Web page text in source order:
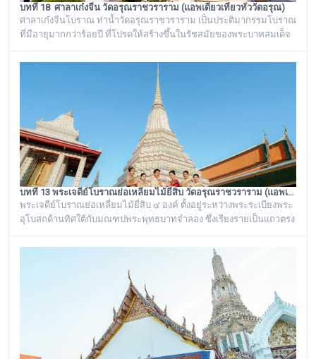
บทที่ 18 ศาลาเก๋งจีน วัดอรุณราชวราราม (แอพเดียวเที่ยวทั่ววัดอรุณ)
ศาลาเก๋งจีนโบราณ ท่าน้ำวัดอรุณราชวราราม เป็นประติมากรรมโบราณ
ที่มีอายุมากกว่าร้อยปี ที่โปรดให้สร้างขึ้นในรัชสมัยของพระบาทสมเด็จ
๖ หลัง เรียงรายอยู่บริเวณท่าน้ำของวัดอรุณราชวราราม ริมแม่น้ำ
เจ้าพระยา ซึ่งเก๋งจีนแต่ละหลังจะมีเอกลักษณ์โดดเด่นไม่เหมือนกัน อาทิ
เช่น ศาลาเก๋งจีนหน้าทางเข้าพระปรางค์ จะมีหินแกะสลักโบราณเป็นรูป
บทที่ 13 พระเจดีย์โบราณย่อเหลี่ยมไม้ยี่สิบ วัดอรุณราชวราราม (แอพเดียวเที่ยวทั่ววัดอรุณ)
พระเจดีย์โบราณย่อเหลี่ยมไม้ยี่สิบ ๔ องค์ ตั้งอยู่ระหว่างพระระเบียงพระ
อุโบสถด้านทิศใต้กับมณฑปพระพุทธบาทจำลอง ซึ่งเรียงรายเป็นแถวตรง
ลักษณะแบบเดียวกัน มีขนาดเท่ากันทั้งหมด คือเป็นพระเจดีย์ก่อด้วยอิฐ
ถือปูนย่อเหลี่ยมไม้ยี่สิบ ประดับด้วยกระเบื้องถ้วยและกระจกสีต่างๆ เป็น
ลวดลายดอกไม้และลายอื่นๆ มีความวิจิตรงดงามเป็นอย่างมาก